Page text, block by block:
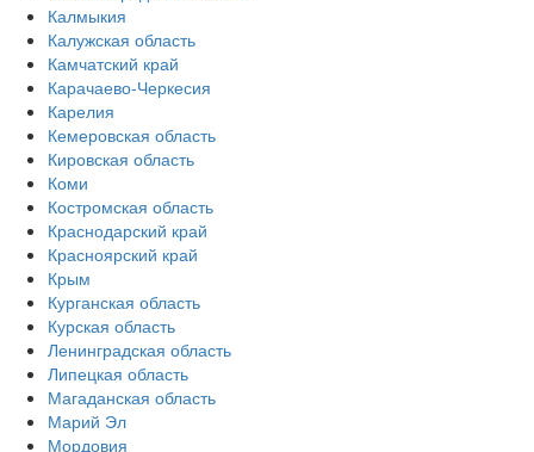
Калмыкия
Калужская область
Камчатский край
Карачаево-Черкесия
Карелия
Кемеровская область
Кировская область
Коми
Костромская область
Краснодарский край
Красноярский край
Крым
Курганская область
Курская область
Ленинградская область
Липецкая область
Магаданская область
Марий Эл
Мордовия